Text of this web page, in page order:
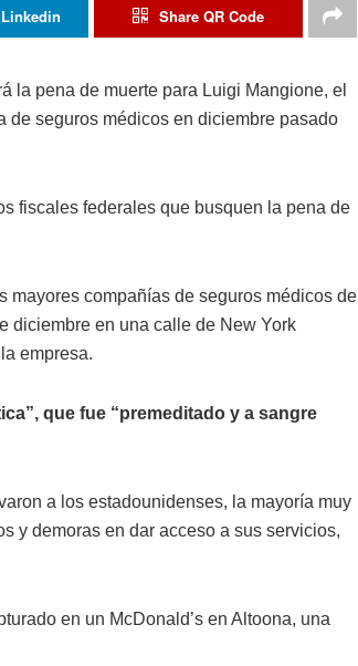
Share QR Code
la pena de muerte para Luigi Mangione, el
de seguros médicos en diciembre pasado
fiscales federales que busquen la pena de
mayores compañías de seguros médicos de
diciembre en una calle de New York
empresa.
que fue “premeditado y a sangre
a los estadounidenses, la mayoría muy
y demoras en dar acceso a sus servicios,
en un McDonald’s en Altoona, una